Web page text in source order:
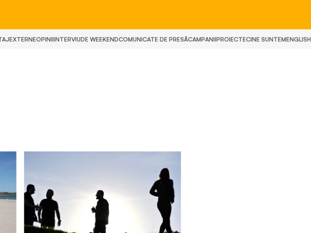
EXTERNEOPINIIINTERVIUDE WEEKENDCOMUNICATE DE PRESĂCAMPANIIPROIECTECINE SUNTEMENGLISH